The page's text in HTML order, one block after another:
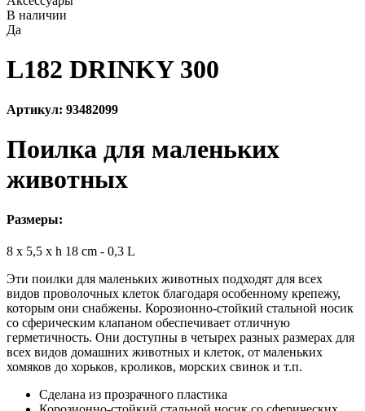
В наличии
Да
L182 DRINKY 300
Артикул: 93482099
Поилка для маленьких
животных
Размеры:
8 x 5,5 x h 18 cm - 0,3 L
Эти поилки для маленьких животных подходят для всех
видов проволочных клеток благодаря особенному крепежу,
которым они снабжены. Корозионно-стойкий стальной носик
со сферическим клапаном обеспечивает отличную
герметичность. Они доступны в четырех разных размерах для
всех видов домашних животных и клеток, от маленьких
хомяков до хорьков, кроликов, морских свинок и т.п.
Сделана из прозрачного пластика